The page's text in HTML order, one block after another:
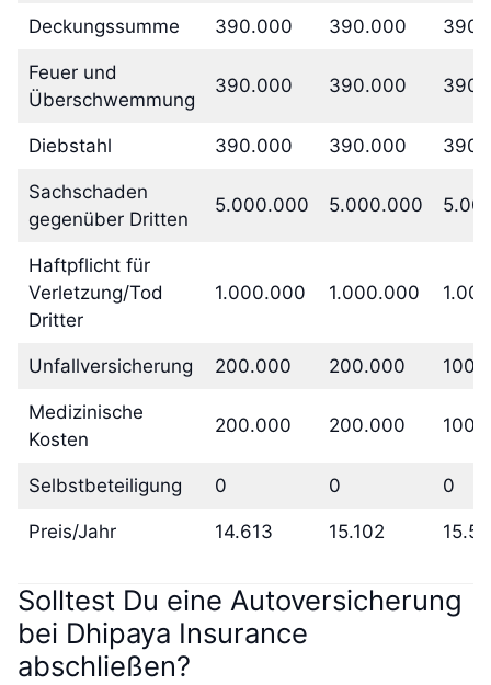
Deckungssumme 390.000 390.000
Feuer und
Überschwemmung
390.000 390.000
Diebstahl 390.000 390.000
Sachschaden
gegenüber Dritten
5.000.000 5.000.000
Haftpflicht für
Verletzung/Tod
Dritter
1.000.000 1.000.000
Unfallversicherung 200.000 200.000
Medizinische
Kosten
200.000 200.000
Selbstbeteiligung 0 0 0
Preis/Jahr 14.613 15.102
Solltest Du eine Autoversicherung
bei Dhipaya Insurance
abschließen?